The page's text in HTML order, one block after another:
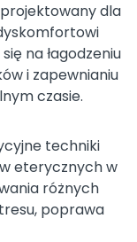
dla
na łagodzeniu
i zapewnianiu
czasie.
techniki
eterycznych w
różnych
poprawa